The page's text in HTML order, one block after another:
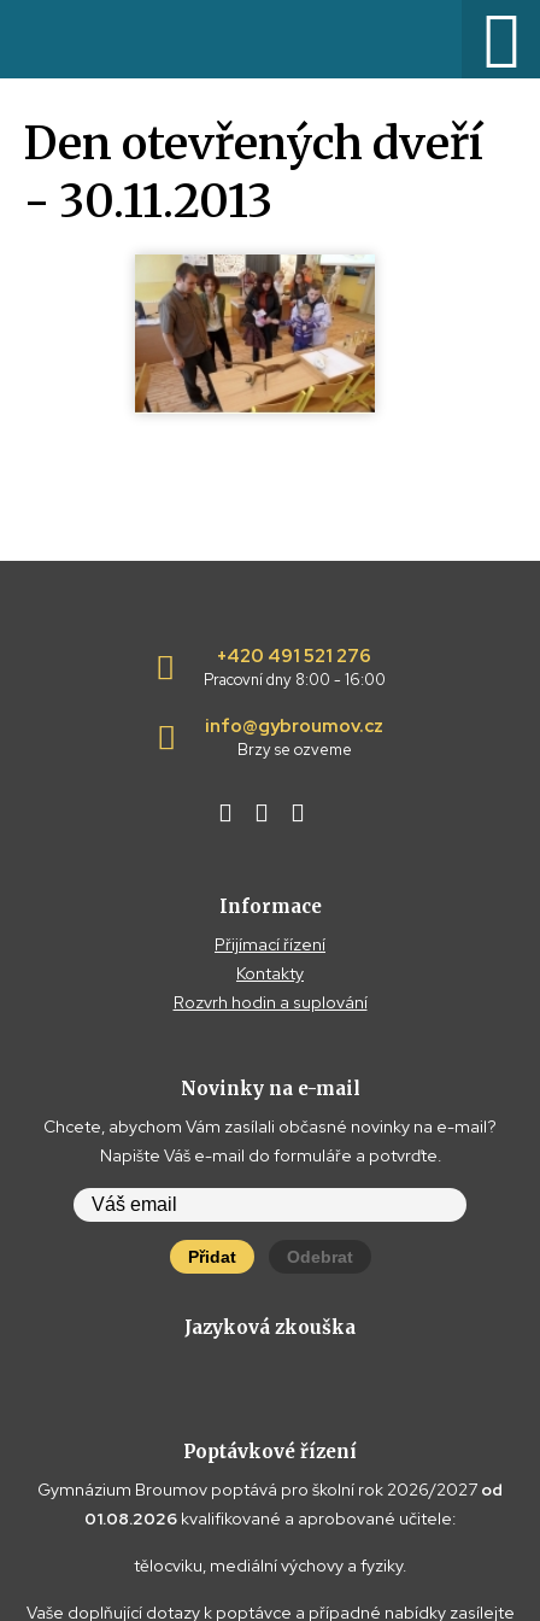
Den otevřených dveří
- 30.11.2013
+420 491 521 276
Pracovní dny 8:00 - 16:00
info@gybroumov.cz
Brzy se ozveme
Informace
Přijímací řízení
Kontakty
Rozvrh hodin a suplování
Novinky na e-mail
Chcete, abychom Vám zasílali občasné novinky na e-mail?
Napište Váš e-mail do formuláře a potvrďte.
Přidat Odebrat
Jazyková zkouška
Poptávkové řízení
Gymnázium Broumov poptává pro školní rok 2026/2027 od
01.08.2026 kvalifikované a aprobované učitele:
tělocviku, mediální výchovy a fyziky.
Vaše doplňující dotazy k poptávce a případné nabídky zasílejte